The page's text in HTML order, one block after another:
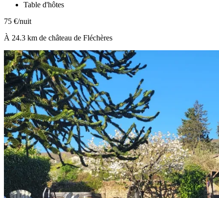
Table d'hôtes
75 €/nuit
À 24.3 km de château de Fléchères